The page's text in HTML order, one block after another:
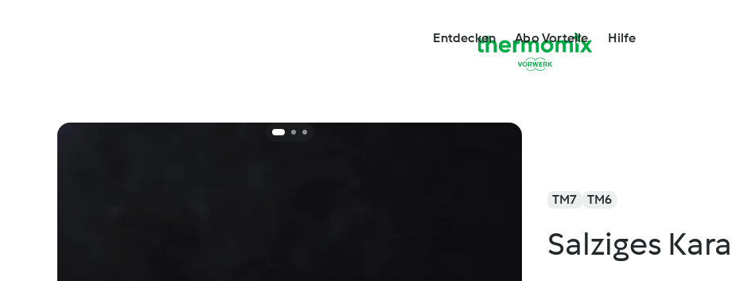
Entdecken Abo Vorteile Hilfe
TM7 TM6
Salziges